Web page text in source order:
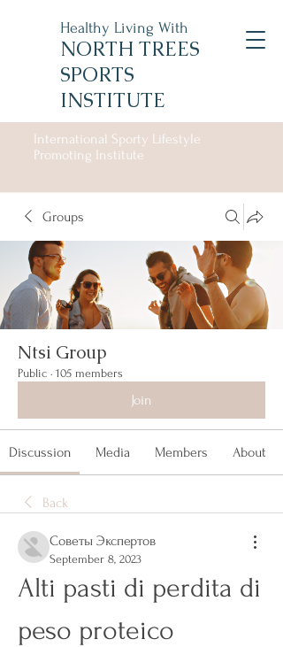
Healthy Living With
NORTH TREES
SPORTS
INSTITUTE
International Sporty Lifestyle
Promoting Institute
Groups
Ntsi Group
Public · 105 members
Join
Discussion Media Members About
Back
Советы Экспертов
September 8, 2023
Alti pasti di perdita di
peso proteico